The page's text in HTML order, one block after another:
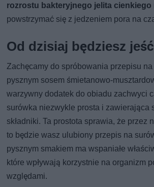
rozrostu bakteryjnego jelita cienkiego
powstrzymać się z jedzeniem pora na
Od dzisiaj będziesz
Zachęcamy do spróbowania przepisu
pysznym sosem śmietanowo-
warzywny dodatek do obiadu zachwyci
surówka niezwykle prosta i zawierająca
składniki. Ta prostota sprawia, że przez
to będzie wasz ulubiony przepis na
pysznym smakiem ma wspaniałe
które wpływają korzystnie na organizm
względami.